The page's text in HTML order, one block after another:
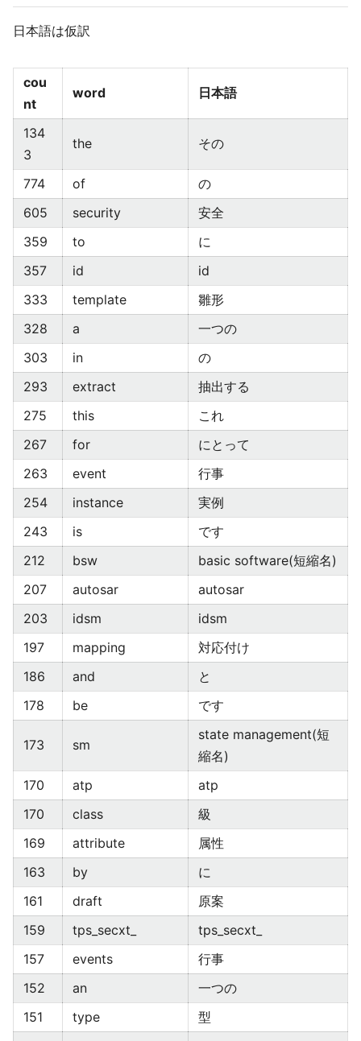
日本語は仮訳
cou
nt
word 日本語
134
3
the その
774 of
の
605
security
安全
359
to
に
357
id
id
333
template
雛形
328
a
一つの
303
in
の
293
extract
抽出する
275
this
これ
267
for
にとって
263
event
行事
254
instance
実例
243
is
です
212
bsw
basic software(短縮名)
207
autosar
autosar
203
idsm
idsm
197
mapping
対応付け
186
and
と
178
be です
173 sm
state management(短
縮名)
170
atp
atp
170
class
級
169
attribute
属性
163
by
に
161
draft
原案
159
tps_secxt_
tps_secxt_
157
events
行事
152
an
一つの
151
type
型